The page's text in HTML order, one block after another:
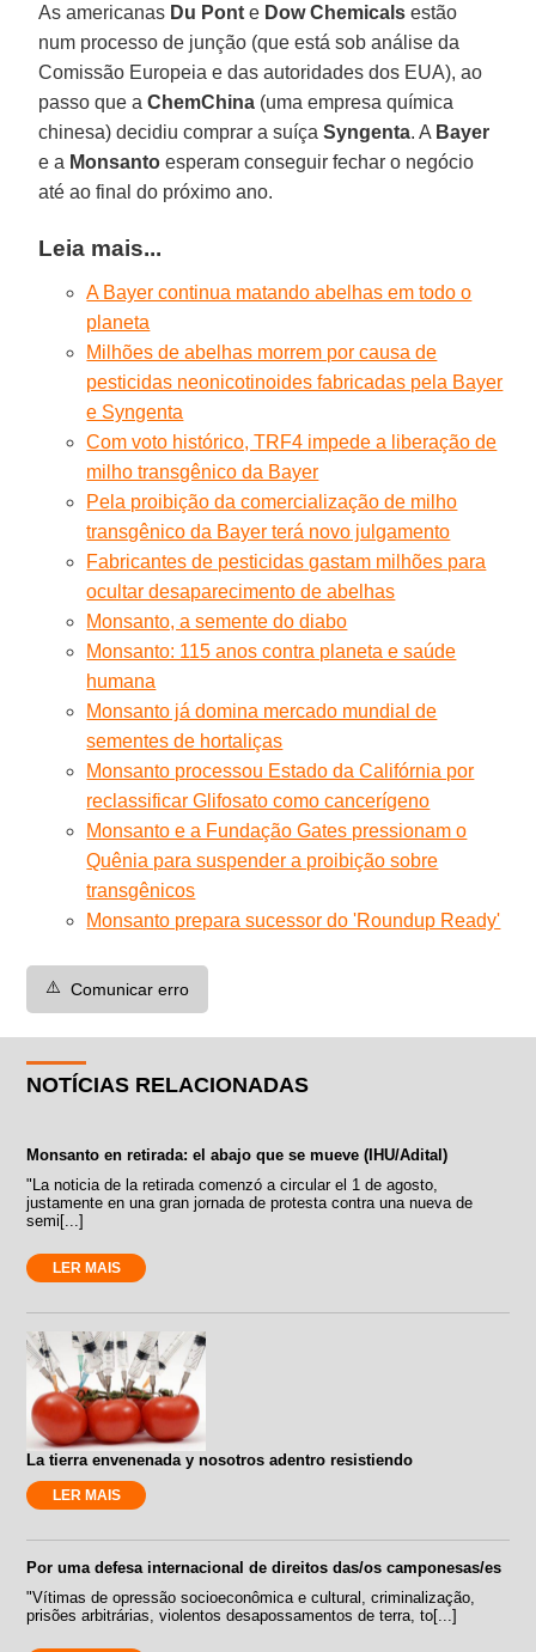
As americanas Du Pont e Dow Chemicals estão
num processo de junção (que está sob análise da
Comissão Europeia e das autoridades dos EUA), ao
passo que aChemChina (uma empresa química
chinesa) decidiu comprar a suíçaSyngenta. A Bayer
e a Monsanto esperam conseguir fechar o negócio
até ao final do próximo ano.
Leia mais...
A Bayer continua matando abelhas em todo o
planeta
Milhões de abelhas morrem por causa de
pesticidas neonicotinoides fabricadas pela Bayer
e Syngenta
Com voto histórico, TRF4 impede a liberação de
milho transgênico da Bayer
Pela proibição da comercialização de milho
transgênico da Bayer terá novo julgamento
Fabricantes de pesticidas gastam milhões para
ocultar desaparecimento de abelhas
Monsanto, a semente do diabo
Monsanto: 115 anos contra planeta e saúde
humana
Monsanto já domina mercado mundial de
sementes de hortaliças
Monsanto processou Estado da Califórnia por
reclassificar Glifosato como cancerígeno
Monsanto e a Fundação Gates pressionam o
Quênia para suspender a proibição sobre
transgênicos
Monsanto prepara sucessor do 'Roundup Ready'
⚠️ Comunicar erro
NOTÍCIAS RELACIONADAS
Monsanto en retirada: el abajo que se mueve (IHU/Adital)
"La noticia de la retirada comenzó a circular el 1 de agosto,
justamente en una gran jornada de protesta contra una nueva de
semi[...]
LER MAIS
La tierra envenenada y nosotros adentro resistiendo
LER MAIS
Por uma defesa internacional de direitos das/os camponesas/es
"Vítimas de opressão socioeconômica e cultural, criminalização,
prisões arbitrárias, violentos desapossamentos de terra, to[...]